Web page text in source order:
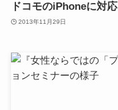
ドコモのiPhoneに対応
2013年11月29日